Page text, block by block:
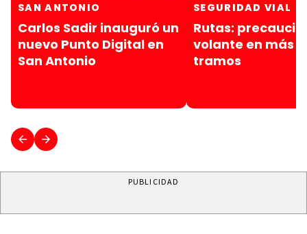
SAN ANTONIO
Carlos Sadir inauguró un
nuevo Punto Digital en
San Antonio
SEGURIDAD VIAL
Rutas:
volante en más
tramos
PUBLICIDAD